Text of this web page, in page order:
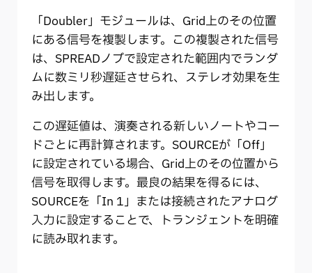
「Doubler」モジュールは、Grid上のその位置
にある信号を複製します。この複製された信号
は、SPREADノブで設定された範囲内でランダ
ムに数ミリ秒遅延させられ、ステレオ効果を生
み出します。
この遅延値は、演奏される新しいノートやコー
ドごとに再計算されます。SOURCEが「Off」
に設定されている場合、Grid上のその位置から
信号を取得します。最良の結果を得るには、
SOURCEを「In 1」または接続されたアナログ
入力に設定することで、トランジェントを明確
に読み取れます。